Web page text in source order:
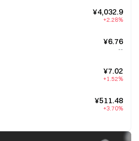
¥4,032.9
+2.28%
¥6.76
--
¥7.02
+1.52%
¥511.48
+3.70%